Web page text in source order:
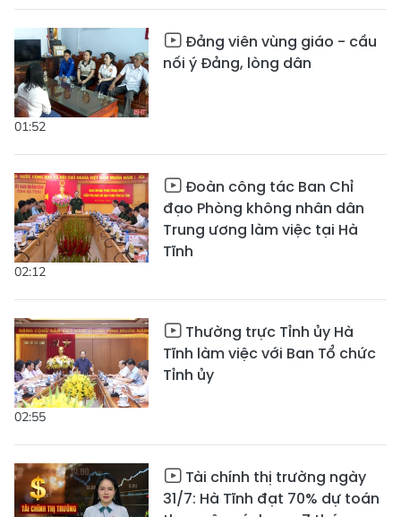
01:52
Đảng viên vùng giáo - cầu
nối ý Đảng, lòng dân
02:12
Đoàn công tác Ban Chỉ
đạo Phòng không nhân dân
Trung ương làm việc tại Hà
Tĩnh
02:55
Thường trực Tỉnh ủy Hà
Tĩnh làm việc với Ban Tổ chức
Tỉnh ủy
Tài chính thị trường ngày
31/7: Hà Tĩnh đạt 70% dự toán